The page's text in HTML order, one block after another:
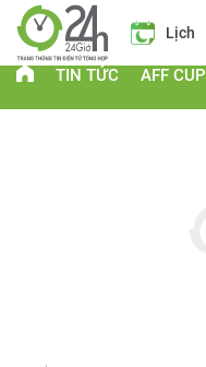
Giá vàng Lịch
TIN TỨC AFF CUP